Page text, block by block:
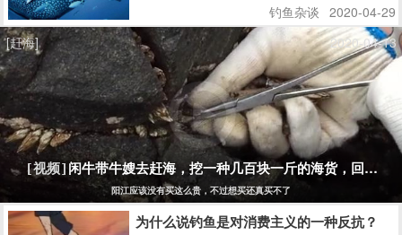
钓鱼杂谈 2020-04-29
[赶海]
2020-04-13
[视频] 闲牛带牛嫂去赶海，挖一种几百块一斤的海货，回家煮
阳江应该没有买这么贵，不过想买还真买不了
为什么说钓鱼是对消费主义的一种反抗？